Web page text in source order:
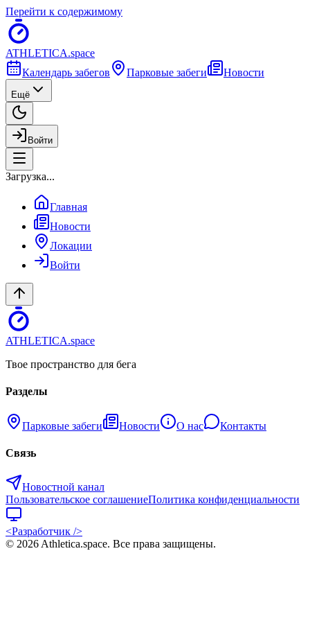
Перейти к содержимому
ATHLETICA.space
Календарь забегов
Парковые забеги Новости
Ещё
Войти
Загрузка...
Главная
Новости
Локации
Войти
ATHLETICA.space
Твое пространство для бега
Разделы
Парковые забеги Новости О нас Контакты
Связь
Новостной канал
Пользовательское соглашениеПолитика конфиденциальности
<Разработчик />
© 2026 Athletica.space. Все права защищены.